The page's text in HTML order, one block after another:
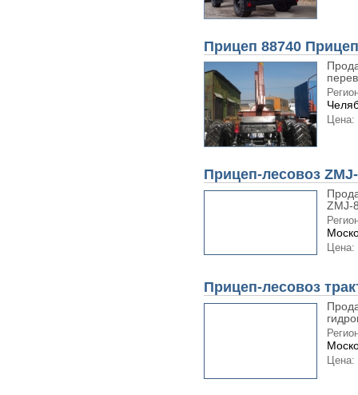
Прицеп 88740
Цена:
Прицеп-лесовоз
ZMJ-
Цена:
Прицеп-лесовоз
Цена: